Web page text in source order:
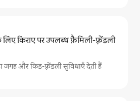
लिए किराए पर उपलब्ध फ़ैमिली-फ़्रेंडली
जगह और किड-फ़्रेंडली सुविधाएँ देती हैं